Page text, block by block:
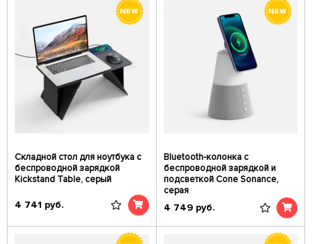
Складной стол для ноутбука с
беспроводной зарядкой
Kickstand Table, серый
4 741 руб.
Bluetooth-колонка с
беспроводной зарядкой и
подсветкой Cone Sonance,
серая
4 749 руб.